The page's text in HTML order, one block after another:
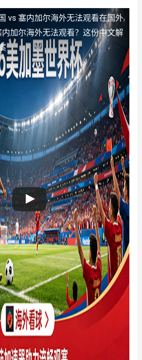
vs 塞内加尔海外无法观看在国外
加尔海外无法观看？这份中文解